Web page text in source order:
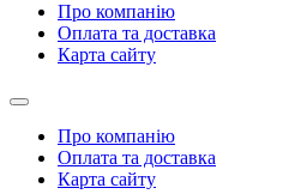
Про компанію
Оплата та доставка
Карта сайту
Про компанію
Оплата та доставка
Карта сайту